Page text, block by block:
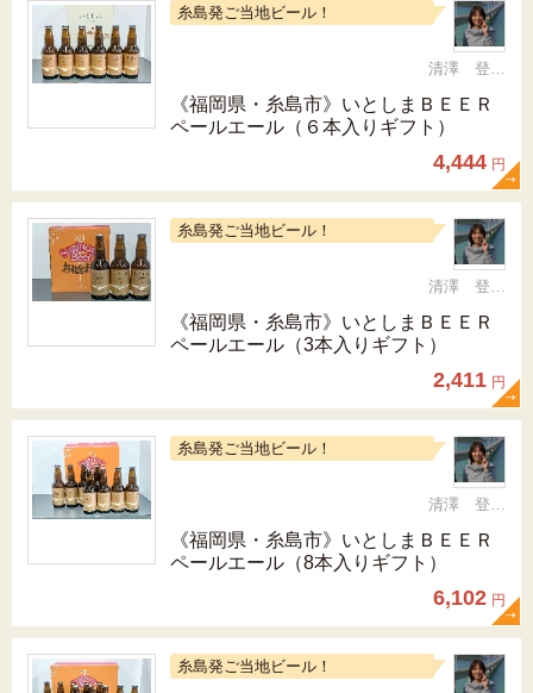
糸島発ご当地ビール！
清澤 登希子
《福岡県・糸島市》いとしまＢＥＥＲ
ペールエール（６本入りギフト）
4,444 円
糸島発ご当地ビール！
清澤 登希子
《福岡県・糸島市》いとしまＢＥＥＲ
ペールエール（3本入りギフト）
2,411 円
糸島発ご当地ビール！
清澤 登希子
《福岡県・糸島市》いとしまＢＥＥＲ
ペールエール（8本入りギフト）
6,102 円
糸島発ご当地ビール！